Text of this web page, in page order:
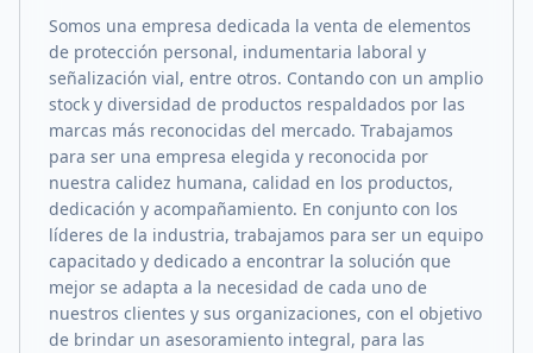
Somos una empresa dedicada la venta de elementos
de protección personal, indumentaria laboral y
señalización vial, entre otros. Contando con un amplio
stock y diversidad de productos respaldados por las
marcas más reconocidas del mercado. Trabajamos
para ser una empresa elegida y reconocida por
nuestra calidez humana, calidad en los productos,
dedicación y acompañamiento. En conjunto con los
líderes de la industria, trabajamos para ser un equipo
capacitado y dedicado a encontrar la solución que
mejor se adapta a la necesidad de cada uno de
nuestros clientes y sus organizaciones, con el objetivo
de brindar un asesoramiento integral, para las